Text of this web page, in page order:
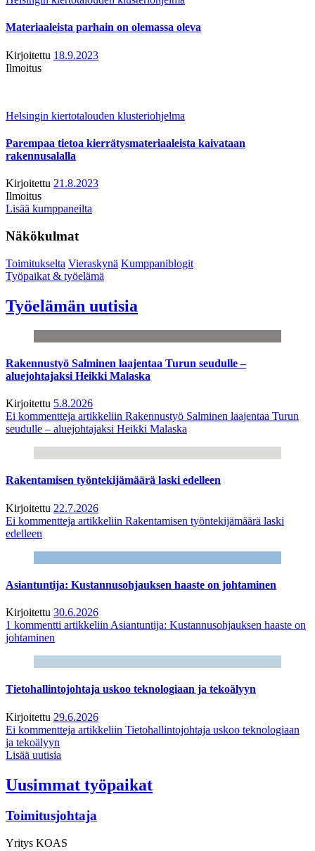
Materiaaleista parhain on olemassa oleva
Kirjoitettu 18.9.2023
Ilmoitus
Helsingin kiertotalouden klusteriohjelma
Parempaa tietoa kierrätysmateriaaleista kaivataan
rakennusalalla
Kirjoitettu 21.8.2023
Ilmoitus
Lisää kumppaneilta
Näkökulmat
Toimitukselta Vieraskynä Kumppaniblogit
Työpaikat & työelämä
Työelämän uutisia
Rakennustyö Salminen laajentaa Turun seudulle –
aluejohtajaksi Heikki Malaska
Kirjoitettu 5.8.2026
Ei kommentteja artikkeliin Rakennustyö Salminen laajentaa Turun
seudulle – aluejohtajaksi Heikki Malaska
Rakentamisen työntekijämäärä laski edelleen
Kirjoitettu 22.7.2026
Ei kommentteja artikkeliin Rakentamisen työntekijämäärä laski
edelleen
Asiantuntija: Kustannusohjauksen haaste on johtaminen
Kirjoitettu 30.6.2026
1 kommentti artikkeliin Asiantuntija: Kustannusohjauksen haaste on
johtaminen
Tietohallintojohtaja uskoo teknologiaan ja tekoälyyn
Kirjoitettu 29.6.2026
Ei kommentteja artikkeliin Tietohallintojohtaja uskoo teknologiaan
ja tekoälyyn
Lisää uutisia
Uusimmat työpaikat
Toimitusjohtaja
Yritys KOAS